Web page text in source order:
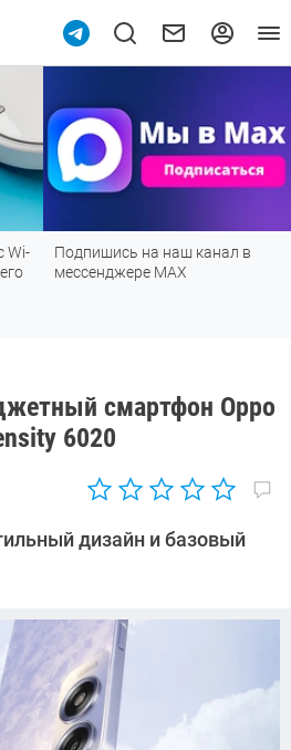
Wi-
Подпишись на наш канал в
мессенджере МАХ
смартфон Oppo
6020
дизайн и базовый